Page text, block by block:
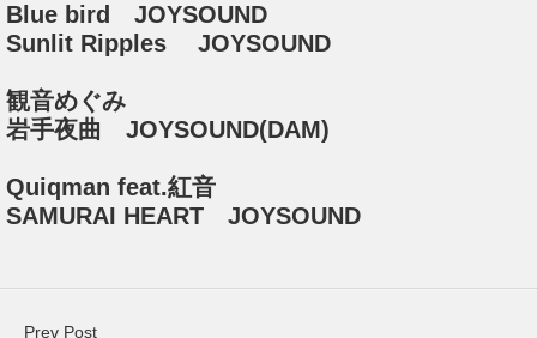
Blue bird JOYSOUND
Sunlit Ripples JOYSOUND
観音めぐみ
岩手夜曲 JOYSOUND(DAM)
Quiqman feat.紅音
SAMURAI HEART JOYSOUND
Prev Post